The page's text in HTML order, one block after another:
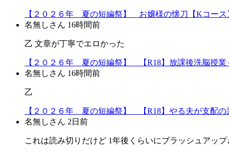
【２０２６年 夏の短編祭】 お嬢様の懐刀【Kコース
名無しさん 16時間前
乙 文章が丁寧でエロかった
【２０２６年 夏の短編祭】 【R18】放課後洗脳授
名無しさん 16時間前
乙
【２０２６年 夏の短編祭】 【R18】やる夫が支配の
名無しさん 2日前
これは読み切りだけど 1年後くらいにブラッシュアッ